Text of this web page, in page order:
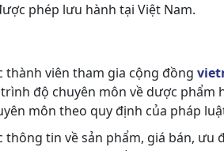
phép lưu hành tại Việt Nam.
thành viên tham gia cộng đồng
độ chuyên môn về dược phẩm
môn theo quy định của pháp
thông tin về sản phẩm, giá bán,
NSX:
Chia sẻ qua mạng